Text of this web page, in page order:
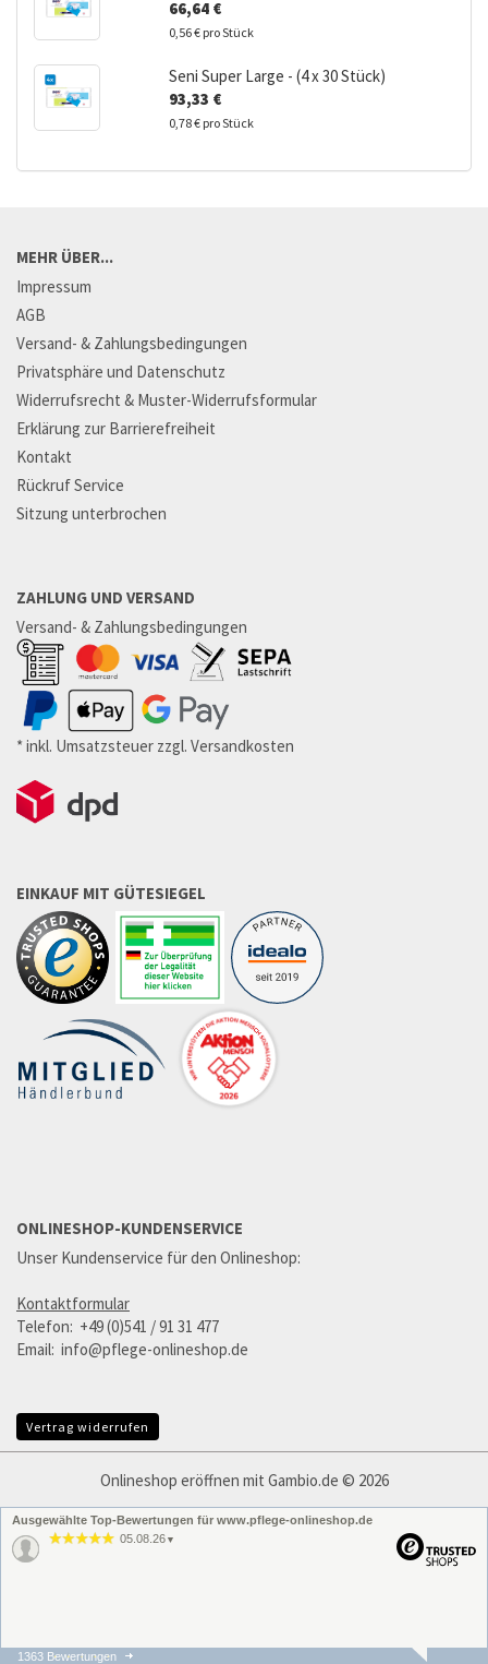
66,64 €
0,56 € pro Stück
Seni Super Large - (4 x 30 Stück)
93,33 €
0,78 € pro Stück
MEHR ÜBER...
Impressum
AGB
Versand- & Zahlungsbedingungen
Privatsphäre und Datenschutz
Widerrufsrecht & Muster-Widerrufsformular
Erklärung zur Barrierefreiheit
Kontakt
Rückruf Service
Sitzung unterbrochen
ZAHLUNG UND VERSAND
Versand- & Zahlungsbedingungen
* inkl. Umsatzsteuer zzgl. Versandkosten
EINKAUF MIT GÜTESIEGEL
ONLINESHOP-KUNDENSERVICE
Unser Kundenservice für den Onlineshop:
Kontaktformular
Telefon: +49 (0)541 / 91 31 477
Email: info@pflege-onlineshop.de
Vertrag widerrufen
Onlineshop eröffnen mit Gambio.de © 2026
Ausgewählte Top-Bewertungen für www.pflege-onlineshop.de
05.08.26 ▼
1363 Bewertungen